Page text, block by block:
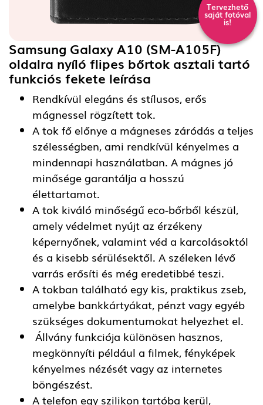
Tervezhető
saját fotóval
is!
Samsung Galaxy A10 (SM-A105F)
oldalra nyíló flipes bőrtok asztali tartó
funkciós fekete leírása
Rendkívül elegáns és stílusos, erős
mágnessel rögzített tok.
A tok fő előnye a mágneses záródás a teljes
szélességben, ami rendkívül kényelmes a
mindennapi használatban. A mágnes jó
minősége garantálja a hosszú
élettartamot.
A tok kiváló minőségű eco-bőrből készül,
amely védelmet nyújt az érzékeny
képernyőnek, valamint véd a karcolásoktól
és a kisebb sérülésektől. A széleken lévő
varrás erősíti és még eredetibbé teszi.
A tokban található egy kis, praktikus zseb,
amelybe bankkártyákat, pénzt vagy egyéb
szükséges dokumentumokat helyezhet el.
Állvány funkciója különösen hasznos,
megkönnyíti például a filmek, fényképek
kényelmes nézését vagy az internetes
böngészést.
A telefon egy szilikon tartóba kerül,